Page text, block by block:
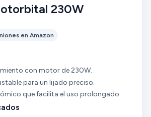
230W
en Amazon
con motor de 230W.
para un lijado preciso.
que facilita el uso prolongado.